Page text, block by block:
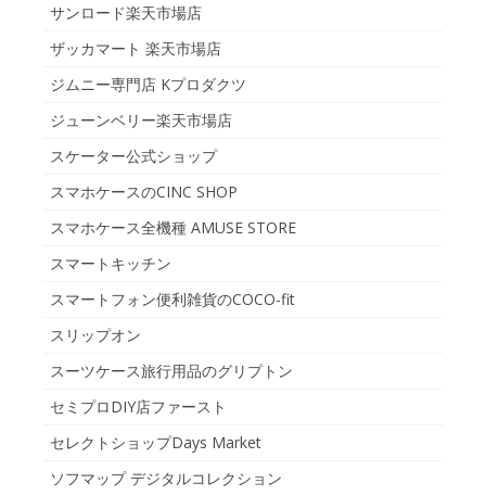
サンロード楽天市場店
ザッカマート 楽天市場店
ジムニー専門店 Kプロダクツ
ジューンベリー楽天市場店
スケーター公式ショップ
スマホケースのCINC SHOP
スマホケース全機種 AMUSE STORE
スマートキッチン
スマートフォン便利雑貨のCOCO-fit
スリップオン
スーツケース旅行用品のグリプトン
セミプロDIY店ファースト
セレクトショップDays Market
ソフマップ デジタルコレクション